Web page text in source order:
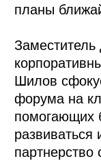
планы
Заместитель
Шилов
форума на
помогающих
развиваться
партнерство